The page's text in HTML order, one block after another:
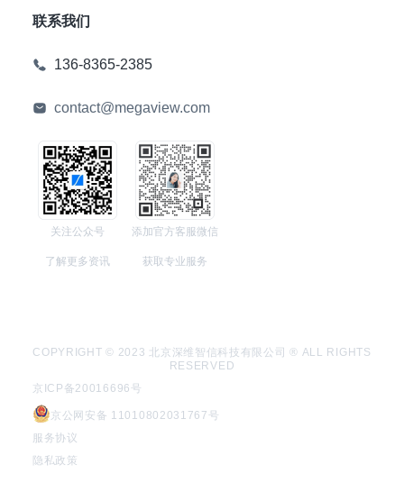
联系我们
136-8365-2385
contact@megaview.com
关注公众号
了解更多资讯
添加官方客服微信
获取专业服务
COPYRIGHT © 2023 北京深维智信科技有限公司 ® ALL RIGHTS
RESERVED
京ICP备20016696号
京公网安备 11010802031767号
服务协议
隐私政策